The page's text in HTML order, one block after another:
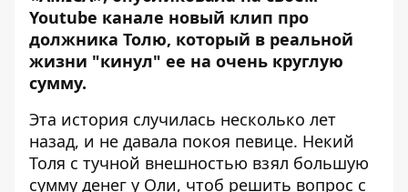
Youtube канале новый клип про
должника Толю, который в реальной
жизни "кинул" ее на очень круглую
сумму.
Эта история случилась несколько лет
назад, и не давала покоя певице. Некий
Толя с тучной внешностью взял большую
сумму денег у Оли, чтоб решить вопрос с